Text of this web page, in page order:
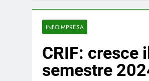
INFOIMPRESA
CRIF: cresce
semestre